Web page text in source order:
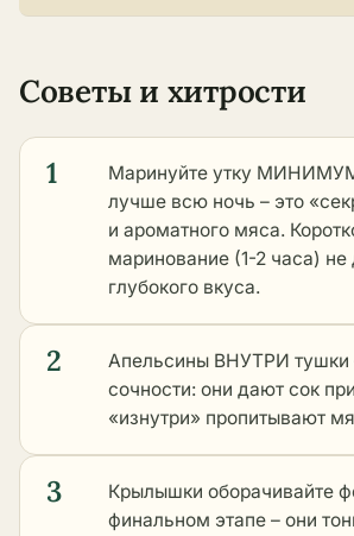
Советы и хитрости
1
Маринуйте утку
лучше всю ночь – это
и ароматного мяса.
маринование (1-2 часа) не
глубокого вкуса.
2
Апельсины ВНУТРИ тушки
сочности: они дают сок
«изнутри» пропитывают
3
Крылышки оборачивайте
финальном этапе – они